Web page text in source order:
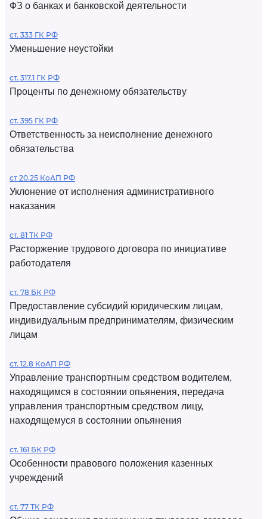
ФЗ о банках и банковской деятельности
ст. 333 ГК РФ
Уменьшение неустойки
ст. 317.1 ГК РФ
Проценты по денежному обязательству
ст. 395 ГК РФ
Ответственность за неисполнение денежного
обязательства
ст 20.25 КоАП РФ
Уклонение от исполнения административного
наказания
ст. 81 ТК РФ
Расторжение трудового договора по инициативе
работодателя
ст. 78 БК РФ
Предоставление субсидий юридическим лицам,
индивидуальным предпринимателям, физическим
лицам
ст. 12.8 КоАП РФ
Управление транспортным средством водителем,
находящимся в состоянии опьянения, передача
управления транспортным средством лицу,
находящемуся в состоянии опьянения
ст. 161 БК РФ
Особенности правового положения казенных
учреждений
ст. 77 ТК РФ